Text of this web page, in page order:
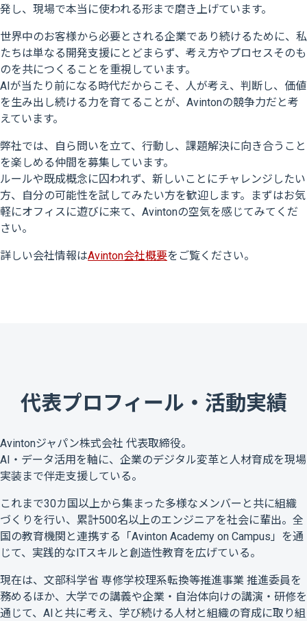
発し、現場で本当に使われる形まで磨き上げています。
世界中のお客様から必要とされる企業であり続けるために、私
たちは単なる開発支援にとどまらず、考え方やプロセスそのも
のを共につくることを重視しています。
AIが当たり前になる時代だからこそ、人が考え、判断し、価値
を生み出し続ける力を育てることが、Avintonの競争力だと考
えています。
弊社では、自ら問いを立て、行動し、課題解決に向き合うこと
を楽しめる仲間を募集しています。
ルールや既成概念に囚われず、新しいことにチャレンジしたい
方、自分の可能性を試してみたい方を歓迎します。まずはお気
軽にオフィスに遊びに来て、Avintonの空気を感じてみてくだ
さい。
詳しい会社情報はAvinton会社概要をご覧ください。
代表プロフィール・活動実績
Avintonジャパン株式会社 代表取締役。
AI・データ活用を軸に、企業のデジタル変革と人材育成を現場
実装まで伴走支援している。
これまで30カ国以上から集まった多様なメンバーと共に組織
づくりを行い、累計500名以上のエンジニアを社会に輩出。全
国の教育機関と連携する「Avinton Academy on Campus」を通
じて、実践的なITスキルと創造性教育を広げている。
現在は、文部科学省 専修学校理系転換等推進事業 推進委員を
務めるほか、大学での講義や企業・自治体向けの講演・研修を
通じて、AIと共に考え、学び続ける人材と組織の育成に取り組